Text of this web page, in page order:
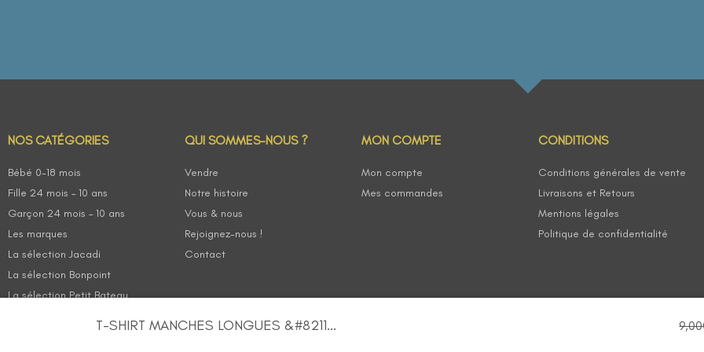
T-SHIRT MANCHES LONGUES &#8211... 9,00
NOS CATÉGORIES
Bébé 0-18 mois
Fille 24 mois – 10 ans
Garçon 24 mois – 10 ans
Les marques
La sélection Jacadi
La sélection Bonpoint
La sélection Petit Bateau
QUI SOMMES-NOUS ?
Vendre
Notre histoire
Vous & nous
Rejoignez-nous !
Contact
MON COMPTE
Mon compte
Mes commandes
CONDITIONS
Conditions générales de vente
Livraisons et Retours
Mentions légales
Politique de confidentialité